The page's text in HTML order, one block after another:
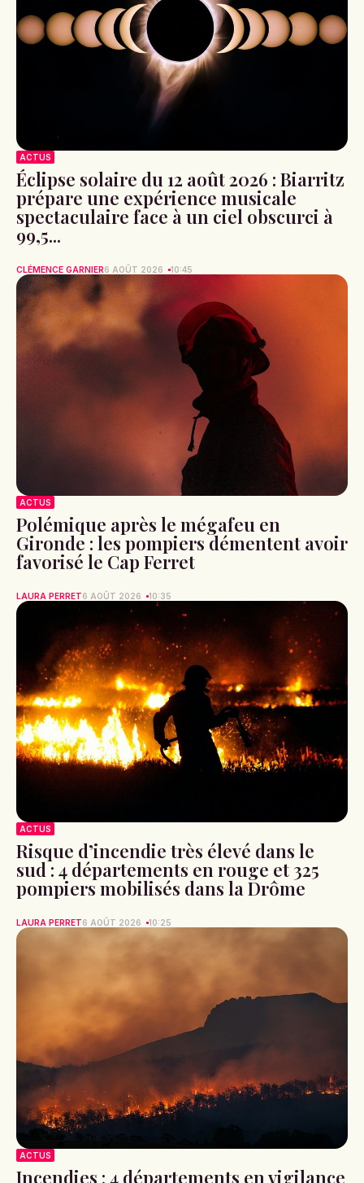
ACTUS
Éclipse solaire du 12 août 2026 : Biarritz
prépare une expérience musicale
spectaculaire face à un ciel obscurci à
99,5...
CLÉMENCE GARNIER6 AOÛT 2026 10:45
ACTUS
Polémique après le mégafeu en
Gironde : les pompiers démentent avoir
favorisé le Cap Ferret
LAURA PERRET6 AOÛT 2026 10:35
ACTUS
Risque d’incendie très élevé dans le
sud : 4 départements en rouge et 325
pompiers mobilisés dans la Drôme
LAURA PERRET6 AOÛT 2026 10:25
ACTUS
Incendies : 4 départements en vigilance